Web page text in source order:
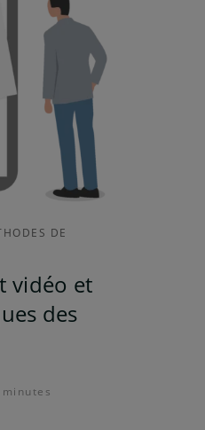
DE
vidéo et
des